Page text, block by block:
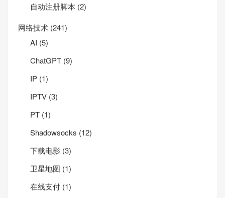
自动注册脚本 (2)
网络技术 (241)
AI (5)
ChatGPT (9)
IP (1)
IPTV (3)
PT (1)
Shadowsocks (12)
下载电影 (3)
卫星地图 (1)
在线支付 (1)